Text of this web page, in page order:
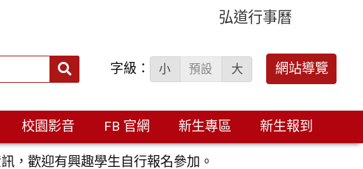
弘道行事曆
搜
字級： 小 預設 大 網站導覽
校園影音 FB 官網 新生專區 新生報到
，歡迎有興趣學生自行報名參加。